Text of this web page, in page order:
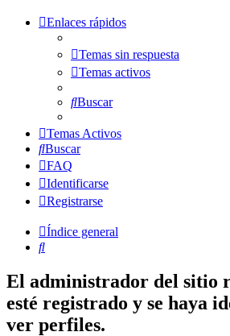
Enlaces rápidos
Temas sin respuesta
Temas activos
Buscar
Temas Activos
Buscar
FAQ
Identificarse
Registrarse
Índice general
Buscar
El administrador del sitio
esté registrado y se haya
ver perfiles.